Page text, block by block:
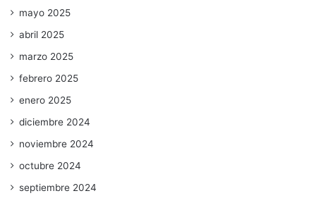
mayo 2025
abril 2025
marzo 2025
febrero 2025
enero 2025
diciembre 2024
noviembre 2024
octubre 2024
septiembre 2024